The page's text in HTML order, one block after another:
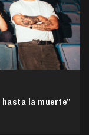
la muerte”